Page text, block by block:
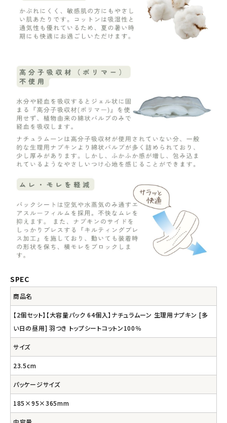
SPEC
商品名
【2個セット】【大容量パック 64個入】ナチュラムーン 生理用ナプキン [多
い日の昼用] 羽つき トップシートコットン100％
サイズ
23.5cm
パッケージサイズ
185×95×365mm